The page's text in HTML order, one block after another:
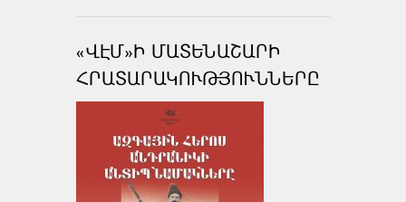
«ՎԷՄ»Ի ՄԱՏԵՆԱՇԱՐԻ
ՀՐԱՏԱՐԱԿՈՒԹՅՈՒՆՆԵՐԸ